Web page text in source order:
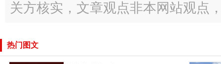
关方核实，文章观点非本网站观点
热门图文